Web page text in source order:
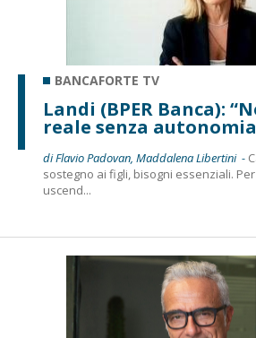
BANCAFORTE TV
Landi (BPER Banca):
reale senza
di Flavio Padovan, Maddalena Libertini -
sostegno ai figli, bisogni essenziali.
uscend...